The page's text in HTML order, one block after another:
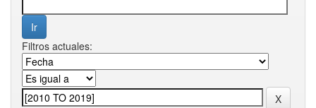
Filtros actuales: